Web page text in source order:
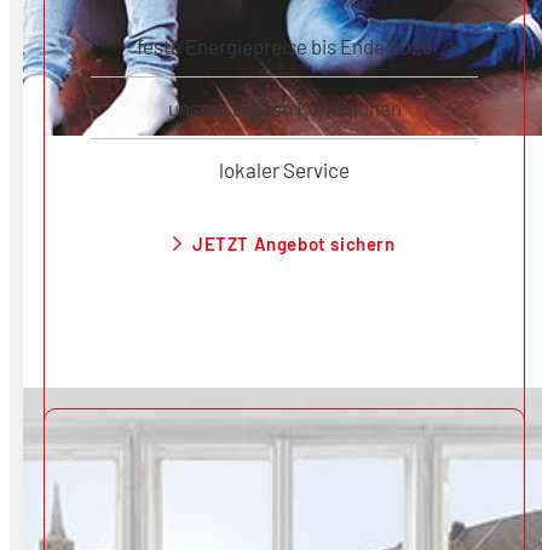
feste Energiepreise bis Ende 2026
unsere besten Konditionen
lokaler Service
JETZT Angebot sichern